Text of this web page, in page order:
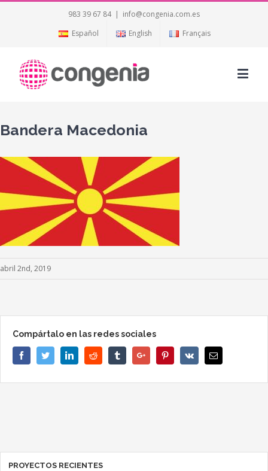
983 39 67 84 | info@congenia.com.es
Español
English Français
Bandera Macedonia
abril 2nd, 2019
Compártalo en las redes sociales
FacebookTwitterLinkedinReddit TumblrGoogle+ PinterestVk Email
PROYECTOS RECIENTES